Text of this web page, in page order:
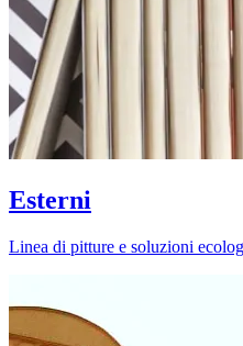
Esterni
Linea di pitture e soluzioni